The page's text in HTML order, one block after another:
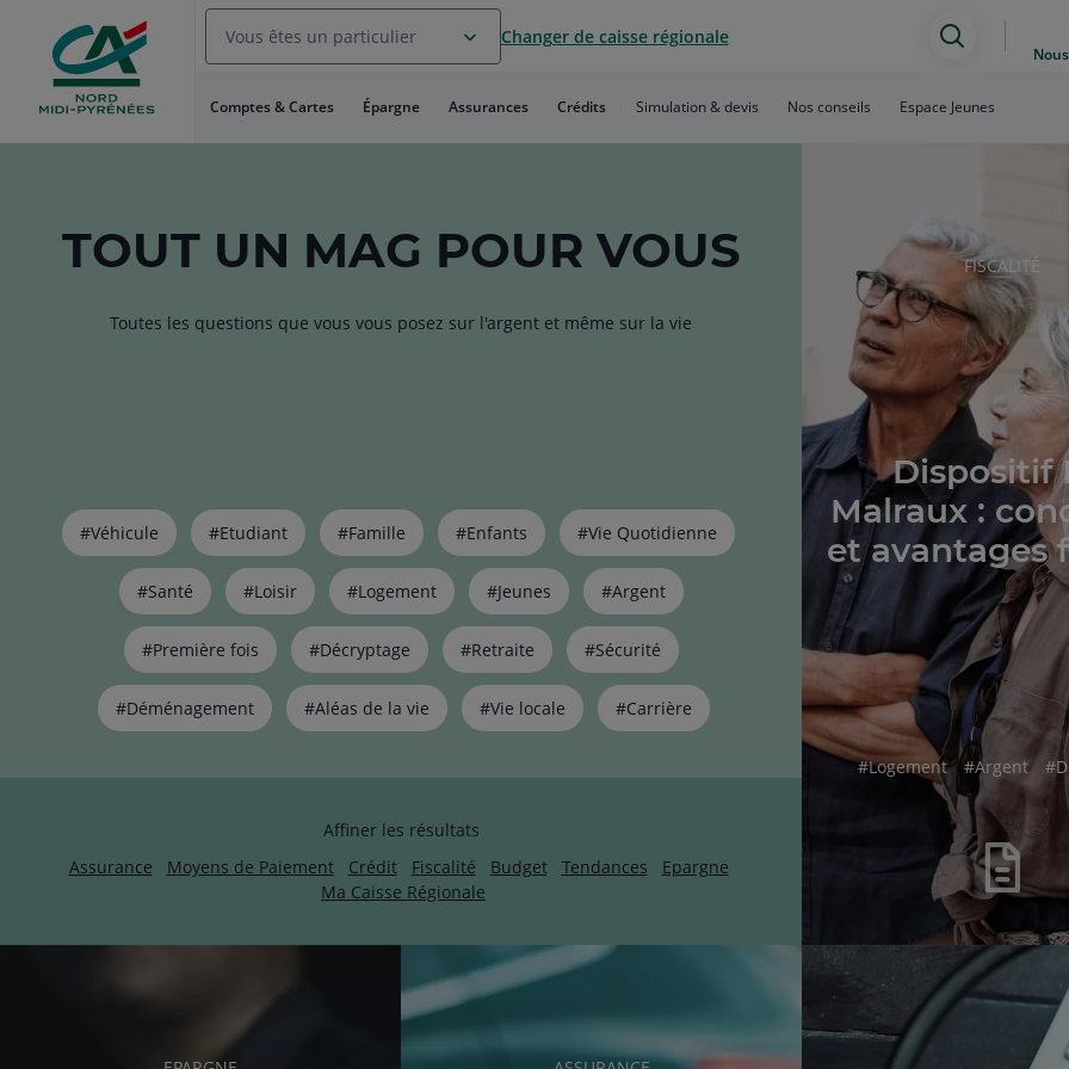
au
Menu
Aller au
Contenu
page
Vous êtes un particulier Changer de caisse régionale
de
Comptes & Cartes Épargne Assurances Crédits Simulation & devis Nos conseils Espace Jeunes
TOUT UN MAG POUR VOUS
Toutes les questions que vous vous posez sur l'argent et même sur la vie
Liste
de
thématiques
lien
#Véhicule #Etudiant #Famille #Enfants #Vie Quotidienne
#Santé #Loisir #Logement #Jeunes #Argent
#Première fois #Décryptage #Retraite #Sécurité
#Déménagement #Aléas de la vie #Vie locale #Carrière
Affiner les résultats
Assurance
Moyens de Paiement Crédit Fiscalité Budget Tendances
Epargne
Ma Caisse Régionale
RUBRIQUE
DE
L'ARTICLE
FISCALITÉ
Dispositif
Malraux :
et avantages
hashtag
#Logement hashtag
#Argent #